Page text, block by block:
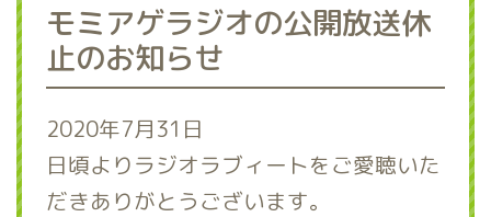
モミアゲラジオの公開放送休
止のお知らせ
2020年7月31日
日頃よりラジオラブィートをご愛聴いた
だきありがとうございます。